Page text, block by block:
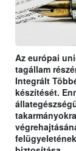
Az európai
tagállam
Integrált
készítését.